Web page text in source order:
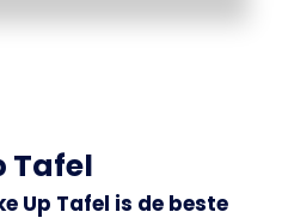
Tafel
Up Tafel is de beste